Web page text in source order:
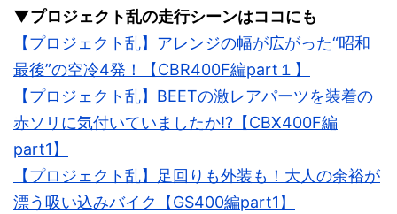
▼プロジェクト乱の走行シーンはココにも
【プロジェクト乱】アレンジの幅が広がった“昭和
最後”の空冷4発！【CBR400F編part１】
【プロジェクト乱】BEETの激レアパーツを装着の
赤ソリに気付いていましたか!?【CBX400F編
part1】
【プロジェクト乱】足回りも外装も！大人の余裕が
漂う吸い込みバイク【GS400編part1】